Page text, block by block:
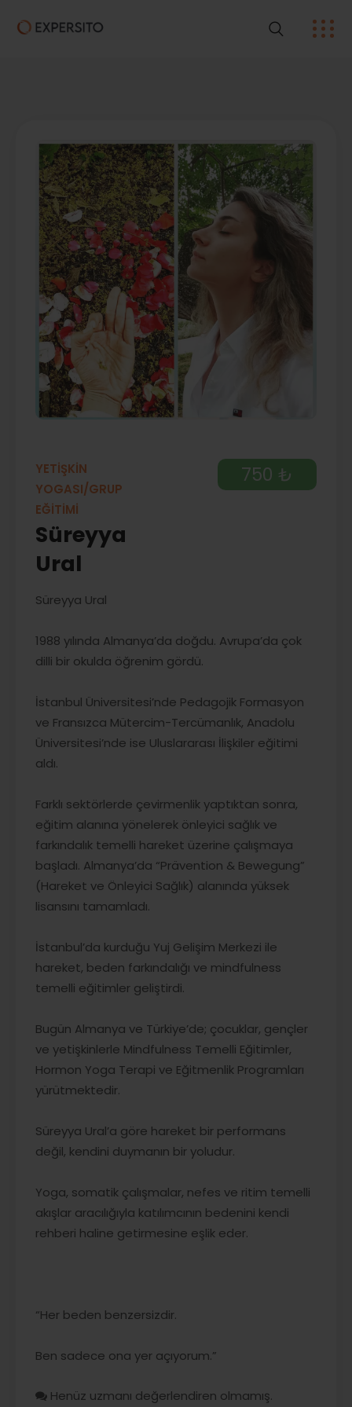
YETİŞKİN
YOGASI/GRUP
EĞİTİMİ
Süreyya
Ural
750 ₺
Süreyya Ural
1988 yılında Almanya’da doğdu. Avrupa’da çok
dilli bir okulda öğrenim gördü.
İstanbul Üniversitesi’nde Pedagojik Formasyon
ve Fransızca Mütercim-Tercümanlık, Anadolu
Üniversitesi’nde ise Uluslararası İlişkiler eğitimi
aldı.
Farklı sektörlerde çevirmenlik yaptıktan sonra,
eğitim alanına yönelerek önleyici sağlık ve
farkındalık temelli hareket üzerine çalışmaya
başladı. Almanya’da “Prävention & Bewegung”
(Hareket ve Önleyici Sağlık) alanında yüksek
lisansını tamamladı.
İstanbul’da kurduğu Yuj Gelişim Merkezi ile
hareket, beden farkındalığı ve mindfulness
temelli eğitimler geliştirdi.
Bugün Almanya ve Türkiye’de; çocuklar, gençler
ve yetişkinlerle Mindfulness Temelli Eğitimler,
Hormon Yoga Terapi ve Eğitmenlik Programları
yürütmektedir.
Süreyya Ural’a göre hareket bir performans
değil, kendini duymanın bir yoludur.
Yoga, somatik çalışmalar, nefes ve ritim temelli
akışlar aracılığıyla katılımcının bedenini kendi
rehberi haline getirmesine eşlik eder.
“Her beden benzersizdir.
Ben sadece ona yer açıyorum.”
Henüz uzmanı değerlendiren olmamış.